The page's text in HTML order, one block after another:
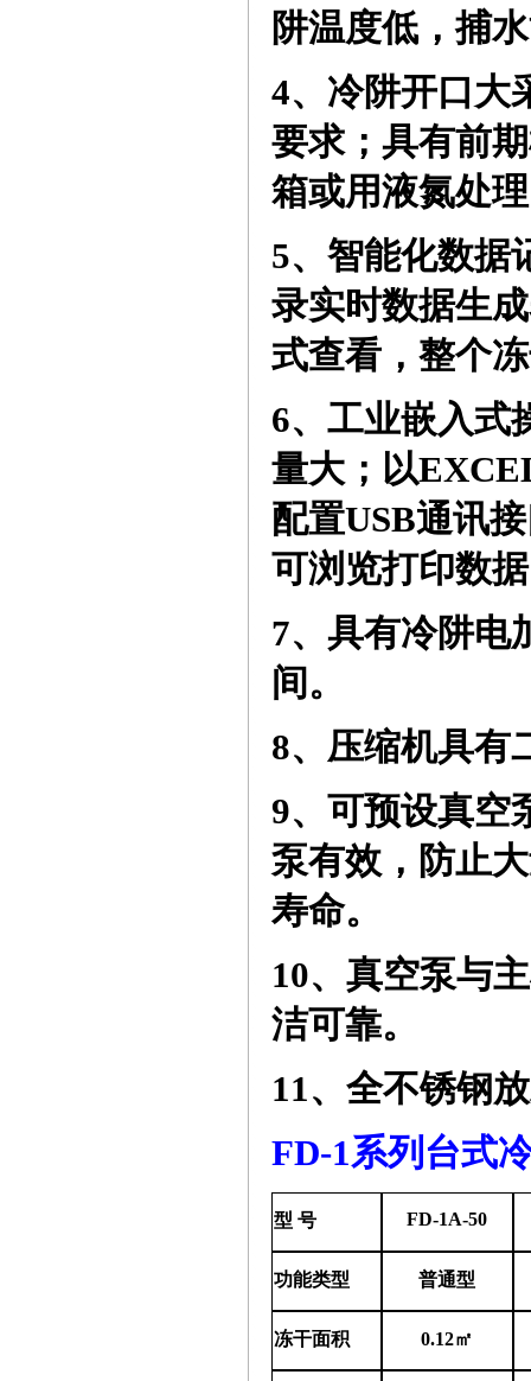
阱温度低，捕
4、 冷阱开口大
要求；具有前
箱或用液氮处
5、 智能化数据
录实时数据生
式查看，整个
6、 工业嵌入式
量大；以
配置USB通讯
可浏览打印数
7、 具有冷阱电
间。
8、 压缩机具有
9、 可预设真空
泵有效，防止
寿命。
10、 真空泵与
洁可靠。
11、 全不锈钢
FD-1系列台式
型 号 FD-1A-50
功能类型 普通型
冻干面积 0.12㎡